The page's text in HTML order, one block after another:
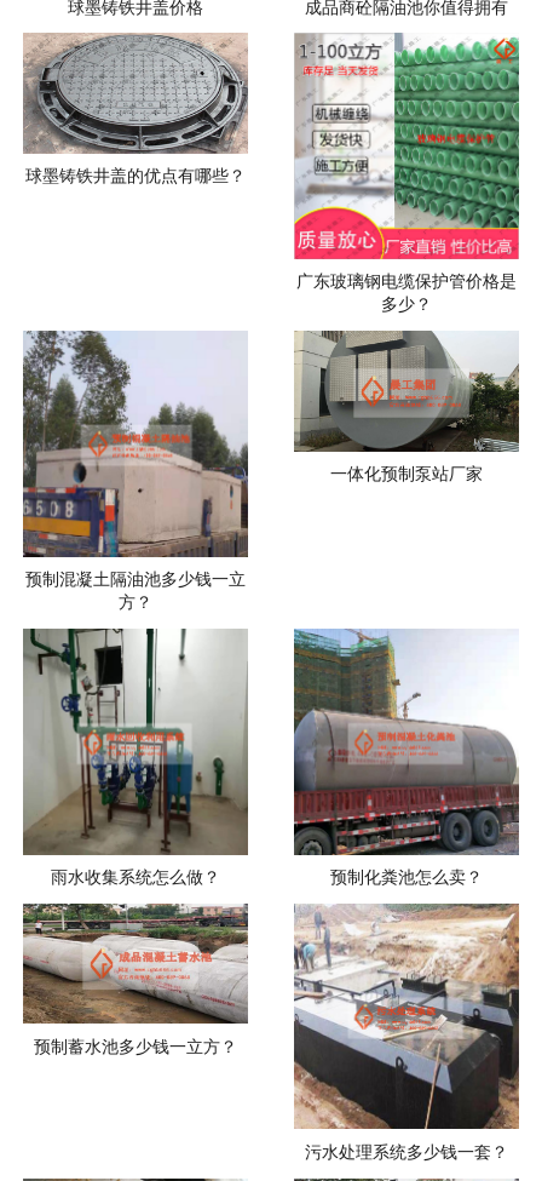
球墨铸铁井盖价格 成品商砼隔油池你值得拥有
球墨铸铁井盖的优点有哪些？
广东玻璃钢电缆保护管价格是
多少？
预制混凝土隔油池多少钱一立
方？
一体化预制泵站厂家
雨水收集系统怎么做？ 预制化粪池怎么卖？
预制蓄水池多少钱一立方？
污水处理系统多少钱一套？